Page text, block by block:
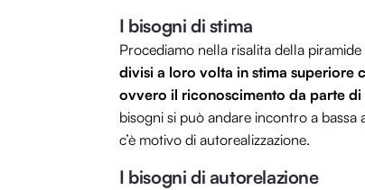
I bisogni di stima
Procediamo nella risalita della
divisi a loro volta in stima superiore
ovvero il riconoscimento da parte di
bisogni si può andare incontro a
c’è motivo di autorealizzazione.
I bisogni di autorelazione